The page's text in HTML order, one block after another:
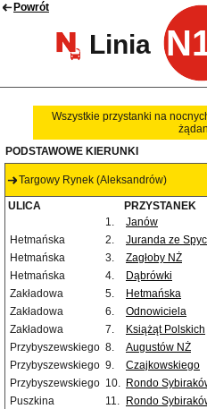
Powrót
Linia
Wszystkie przystanki na
PODSTAWOWE KIERUNKI
Targowy Rynek (Aleksandrów)
ULICA PRZYSTANEK
1.
Janów
Hetmańska
2. Juranda ze
Hetmańska
3. Zagłoby NŻ
Hetmańska
4. Dąbrówki
Zakładowa
5. Hetmańska
Zakładowa
6. Odnowiciela
Zakładowa
7. Książąt Polskich
Przybyszewskiego 8. Augustów NŻ
Przybyszewskiego 9. Czajkowskiego
Przybyszewskiego 10. Rondo
Puszkina
11. Rondo